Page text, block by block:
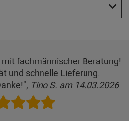
fachmännischer Beratung!
und schnelle Lieferung.
Tino S. am 14.03.2026